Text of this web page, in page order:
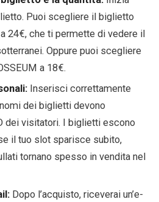
Puoi scegliere il biglietto
24€, che ti permette di vedere il
Oppure puoi scegliere
a 18€.
Inserisci correttamente
dei biglietti devono
dei visitatori. I biglietti escono
il tuo slot sparisce subito,
tornano spesso in vendita nel
Dopo l’acquisto, riceverai un’e-